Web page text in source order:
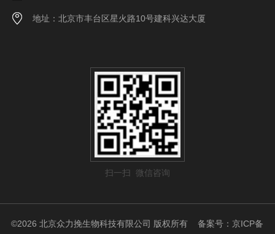
地址：北京市丰台区星火路10号建科兴达大厦
扫一扫 微信咨询
©2026 北京众力挽生物科技有限公司 版权所有备案号：京ICP备